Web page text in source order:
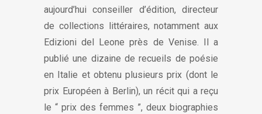
aujourd’hui conseiller d’édition, directeur
de collections littéraires, notamment aux
Edizioni del Leone près de Venise. Il a
publié une dizaine de recueils de poésie
en Italie et obtenu plusieurs prix (dont le
prix Européen à Berlin), un récit qui a reçu
le “ prix des femmes ”, deux biographies